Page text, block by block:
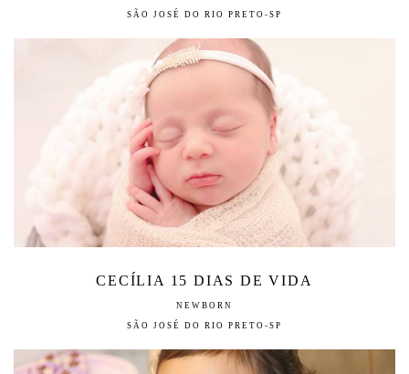
SÃO JOSÉ DO RIO PRETO-SP
CECÍLIA 15 DIAS DE VIDA
NEWBORN
SÃO JOSÉ DO RIO PRETO-SP